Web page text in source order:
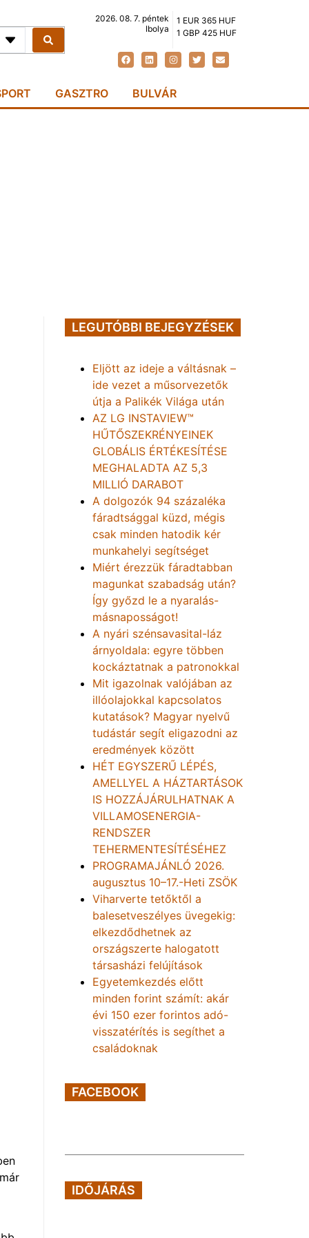
2026. 08. 7. péntek
Ibolya
1 EUR 365 HUF
1 GBP 425 HUF
GASZTRO BULVÁR
LEGUTÓBBI BEJEGYZÉSEK
Eljött az ideje a váltásnak –
ide vezet a műsorvezetők
útja a Palikék Világa után
AZ LG INSTAVIEW™
HŰTŐSZEKRÉNYEINEK
GLOBÁLIS ÉRTÉKESÍTÉSE
MEGHALADTA AZ 5,3
MILLIÓ DARABOT
A dolgozók 94 százaléka
fáradtsággal küzd, mégis
csak minden hatodik kér
munkahelyi segítséget
Miért érezzük fáradtabban
magunkat szabadság után?
Így győzd le a nyaralás-
másnaposságot!
A nyári szénsavasital-láz
árnyoldala: egyre többen
kockáztatnak a patronokkal
Mit igazolnak valójában az
illóolajokkal kapcsolatos
kutatások? Magyar nyelvű
tudástár segít eligazodni az
eredmények között
HÉT EGYSZERŰ LÉPÉS,
AMELLYEL A HÁZTARTÁSOK
IS HOZZÁJÁRULHATNAK A
VILLAMOSENERGIA-
RENDSZER
TEHERMENTESÍTÉSÉHEZ
PROGRAMAJÁNLÓ 2026.
augusztus 10–17.-Heti ZSÖK
Viharverte tetőktől a
balesetveszélyes üvegekig:
elkezdődhetnek az
országszerte halogatott
társasházi felújítások
Egyetemkezdés előtt
minden forint számít: akár
évi 150 ezer forintos adó-
visszatérítés is segíthet a
családoknak
FACEBOOK
IDŐJÁRÁS